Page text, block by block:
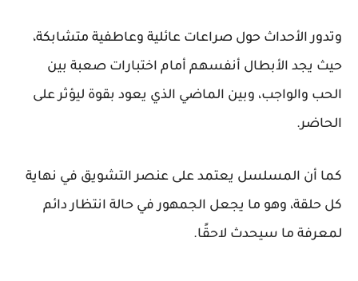
وتدور الأحداث حول صراعات عائلية وعاطفية متشابكة،
حيث يجد الأبطال أنفسهم أمام اختبارات صعبة بين
الحب والواجب، وبين الماضي الذي يعود بقوة ليؤثر على
الحاضر.
كما أن المسلسل يعتمد على عنصر التشويق في نهاية
كل حلقة، وهو ما يجعل الجمهور في حالة انتظار دائم
لمعرفة ما سيحدث لاحقًا.